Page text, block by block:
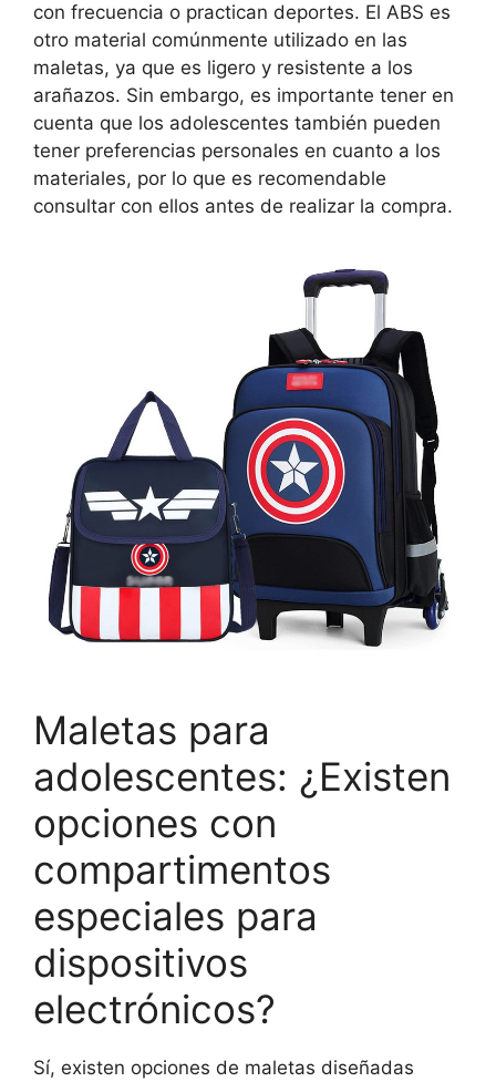
con frecuencia o practican deportes. El ABS es
otro material comúnmente utilizado en las
maletas, ya que es ligero y resistente a los
arañazos. Sin embargo, es importante tener en
cuenta que los adolescentes también pueden
tener preferencias personales en cuanto a los
materiales, por lo que es recomendable
consultar con ellos antes de realizar la compra.
Maletas para
adolescentes: ¿Existen
opciones con
compartimentos
especiales para
dispositivos
electrónicos?
Sí, existen opciones de maletas diseñadas